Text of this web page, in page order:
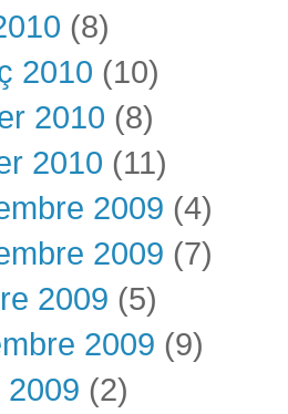
(8)
2010 (10)
2010 (8)
2010 (11)
2009 (4)
2009 (7)
2009 (5)
2009 (9)
2009 (2)